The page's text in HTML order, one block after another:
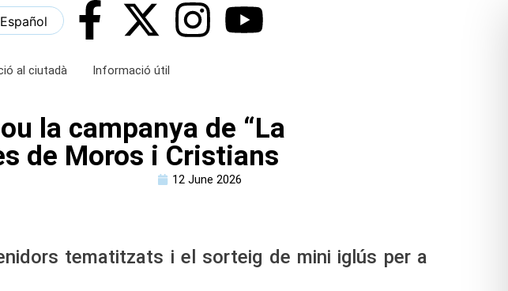
Español
al ciutadà Informació útil
la campanya de “La
de Moros i Cristians
12 June 2026
tematitzats i el sorteig de mini iglús per a